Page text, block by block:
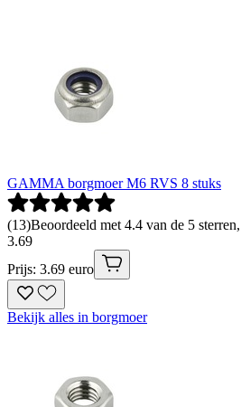
GAMMA borgmoer M6 RVS 8 stuks
(13)Beoordeeld met 4.4 van de 5
3.69
Prijs: 3.69 euro
Bekijk alles in borgmoer